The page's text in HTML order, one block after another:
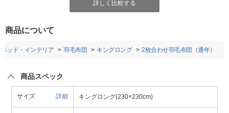
詳しく比較する
商品について
ッド・インテリア 羽毛布団 キングロング 2枚合わせ羽毛布団（通年）
商品スペック
サイズ 詳細 キングロング(230×230cm)